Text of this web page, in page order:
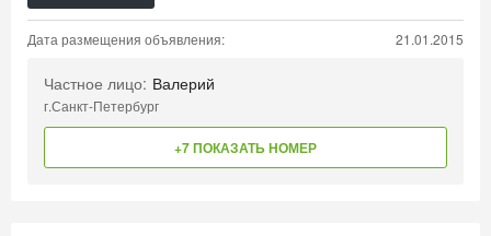
Дата размещения объявления: 21.01.2015
Частное лицо: Валерий
г.Санкт-Петербург
+7 ПОКАЗАТЬ НОМЕР